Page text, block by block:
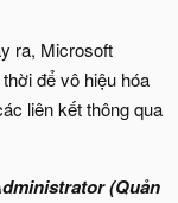
ra, Microsoft
để vô hiệu hóa
liên kết thông qua
(Quản